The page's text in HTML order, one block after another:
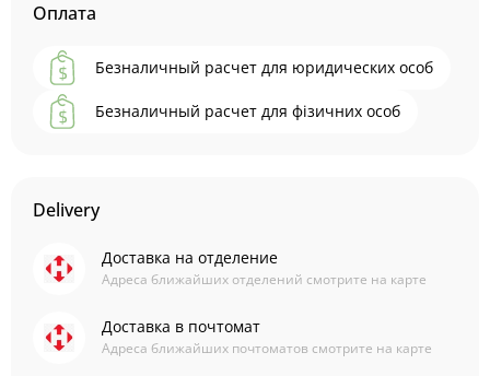
Оплата
Безналичный расчет для юридических особ
Безналичный расчет для фізичних особ
Delivery
Доставка на отделение
Адреса ближайших отделений смотрите на карте
Доставка в почтомат
Адреса ближайших почтоматов смотрите на карте